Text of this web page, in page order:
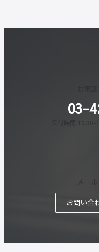
03-
受付時間 10:30-
お問い合